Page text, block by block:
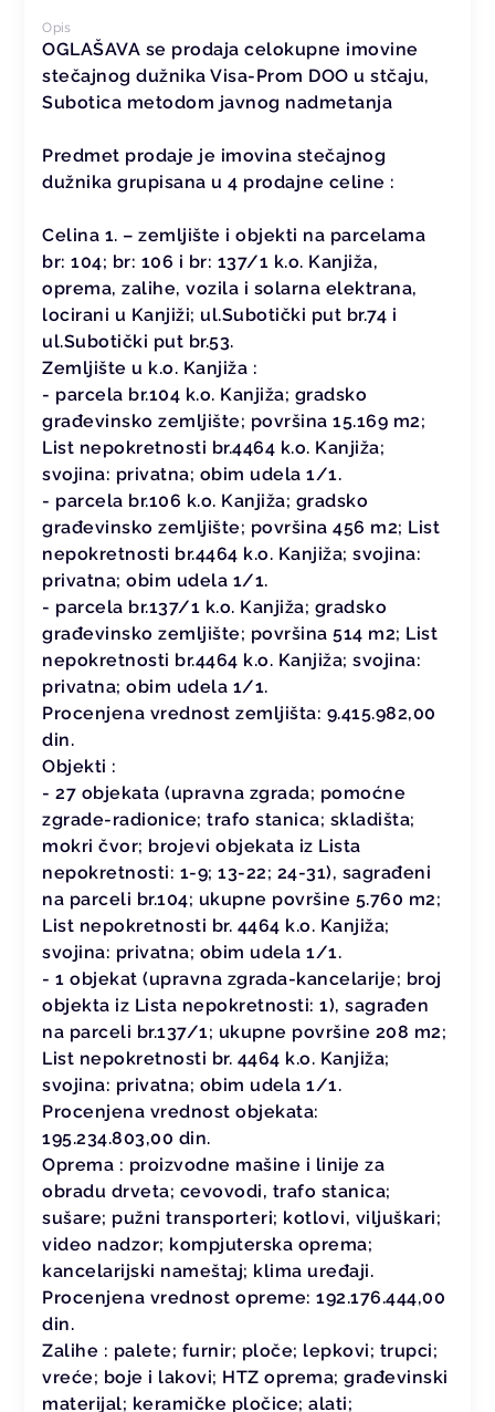
Opis
OGLAŠAVA se prodaja celokupne imovine
stečajnog dužnika Visa-Prom DOO u stčaju,
Subotica metodom javnog nadmetanja
Predmet prodaje je imovina stečajnog
dužnika grupisana u 4 prodajne celine :
Celina 1. – zemljište i objekti na parcelama
br: 104; br: 106 i br: 137/1 k.o. Kanjiža,
oprema, zalihe, vozila i solarna elektrana,
locirani u Kanjiži; ul.Subotički put br.74 i
ul.Subotički put br.53.
Zemljište u k.o. Kanjiža :
- parcela br.104 k.o. Kanjiža; gradsko
građevinsko zemljište; površina 15.169 m2;
List nepokretnosti br.4464 k.o. Kanjiža;
svojina: privatna; obim udela 1/1.
- parcela br.106 k.o. Kanjiža; gradsko
građevinsko zemljište; površina 456 m2; List
nepokretnosti br.4464 k.o. Kanjiža; svojina:
privatna; obim udela 1/1.
- parcela br.137/1 k.o. Kanjiža; gradsko
građevinsko zemljište; površina 514 m2; List
nepokretnosti br.4464 k.o. Kanjiža; svojina:
privatna; obim udela 1/1.
Procenjena vrednost zemljišta: 9.415.982,00
din.
Objekti :
- 27 objekata (upravna zgrada; pomoćne
zgrade-radionice; trafo stanica; skladišta;
mokri čvor; brojevi objekata iz Lista
nepokretnosti: 1-9; 13-22; 24-31), sagrađeni
na parceli br.104; ukupne površine 5.760 m2;
List nepokretnosti br. 4464 k.o. Kanjiža;
svojina: privatna; obim udela 1/1.
- 1 objekat (upravna zgrada-kancelarije; broj
objekta iz Lista nepokretnosti: 1), sagrađen
na parceli br.137/1; ukupne površine 208 m2;
List nepokretnosti br. 4464 k.o. Kanjiža;
svojina: privatna; obim udela 1/1.
Procenjena vrednost objekata:
195.234.803,00 din.
Oprema : proizvodne mašine i linije za
obradu drveta; cevovodi, trafo stanica;
sušare; pužni transporteri; kotlovi, viljuškari;
video nadzor; kompjuterska oprema;
kancelarijski nameštaj; klima uređaji.
Procenjena vrednost opreme: 192.176.444,00
din.
Zalihe : palete; furnir; ploče; lepkovi; trupci;
vreće; boje i lakovi; HTZ oprema; građevinski
materijal; keramičke pločice; alati;